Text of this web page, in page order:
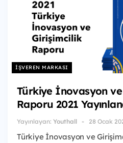
İŞVEREN MARKASI
Türkiye İnovasyon
Raporu 2021
Yayınlayan: Youthall 28 Ocak
Türkiye İnovasyon ve